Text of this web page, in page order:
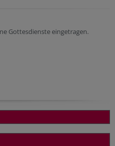
Gottesdienste eingetragen.